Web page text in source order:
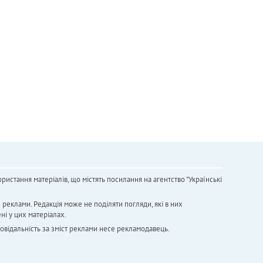
матеріалів, що містять посилання на агентство "Українськi
Редакція може не поділяти погляди, які в них
у цих матеріалах.
за зміст реклами несе рекламодавець.